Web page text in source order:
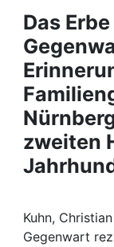
People
Awards
Help
Das
zweiten
Kuhn,
Gegenwart